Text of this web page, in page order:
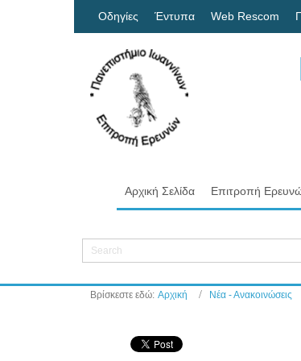
Οδηγίες Έντυπα Web Rescom
Αρχική Σελίδα Επιτροπή
Βρίσκεστε εδώ: Αρχική Νέα - Ανακοινώσεις